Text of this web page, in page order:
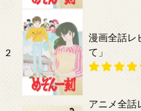
2
漫画全話レ
て」
アニメ全話